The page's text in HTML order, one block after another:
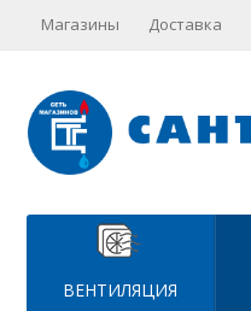
Магазины Доставка
ВЕНТИЛЯЦИЯ